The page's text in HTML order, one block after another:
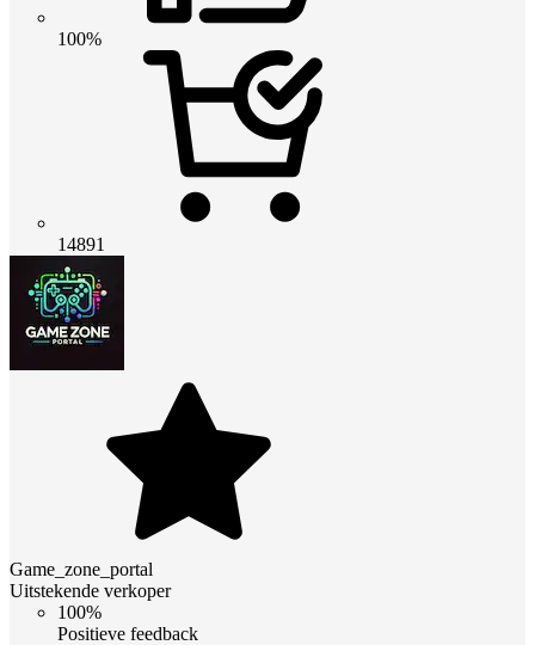
100%
14891
Game_zone_portal
Uitstekende verkoper
100%
Positieve feedback